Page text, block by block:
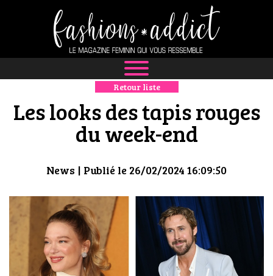
NEWS
MODE
BOUTIQUE
CULTURE
Retour liste
Les looks des tapis rouges
du week-end
News | Publié le 26/02/2024 16:09:50